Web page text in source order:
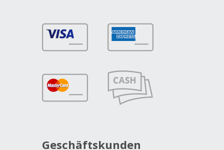
Geschäftskunden